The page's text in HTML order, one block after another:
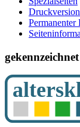
Druckversion
Permanenter